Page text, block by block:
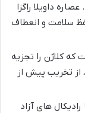
داویلا راگزا
سلامت و انعطاف
که کلاژن را تجزیه
از تخریب پیش از
رادیکال های آزاد